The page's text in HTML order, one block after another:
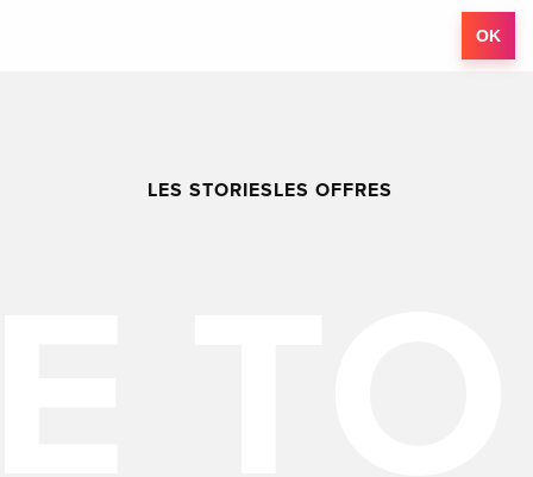
OK
LES STORIESLES OFFRES